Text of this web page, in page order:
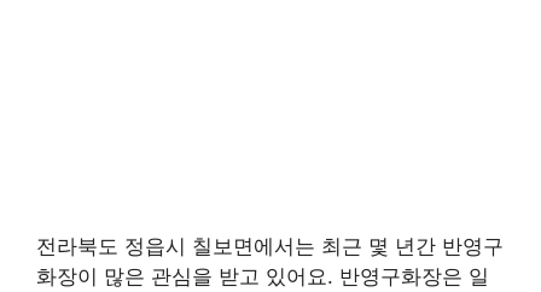
전라북도 정읍시 칠보면에서는 최근 몇 년간 반영구
화장이 많은 관심을 받고 있어요. 반영구화장은 일